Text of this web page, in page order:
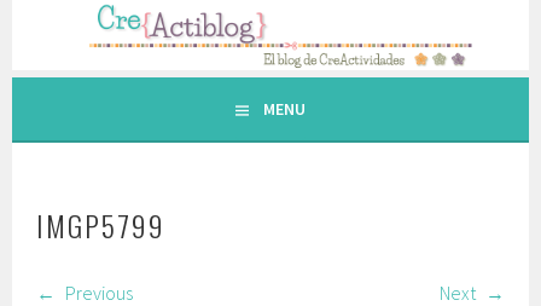
contenido.
MENU
IMGP5799
Previous Next